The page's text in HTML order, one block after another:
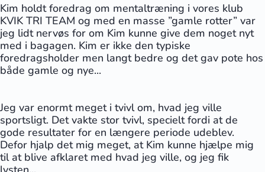
Kim holdt foredrag om mentaltræning i vores klub
KVIK TRI TEAM og med en masse ”gamle rotter” var
jeg lidt nervøs for om Kim kunne give dem noget nyt
med i bagagen. Kim er ikke den typiske
foredragsholder men langt bedre og det gav pote hos
både gamle og nye...
Jeg var enormt meget i tvivl om, hvad jeg ville
sportsligt. Det vakte stor tvivl, specielt fordi at de
gode resultater for en længere periode udeblev.
Defor hjalp det mig meget, at Kim kunne hjælpe mig
til at blive afklaret med hvad jeg ville, og jeg fik